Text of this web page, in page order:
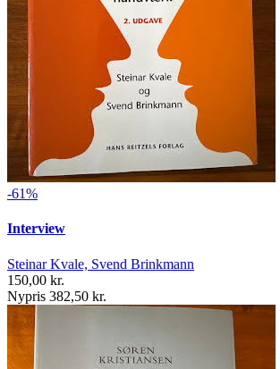
-61%
Interview
Steinar Kvale, Svend Brinkmann
150,00 kr.
Nypris 382,50 kr.